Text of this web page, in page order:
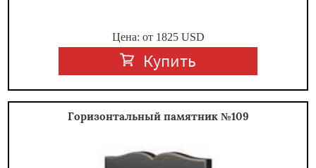
Цена: от 1825USD
Купить
Горизонтальный памятник №109